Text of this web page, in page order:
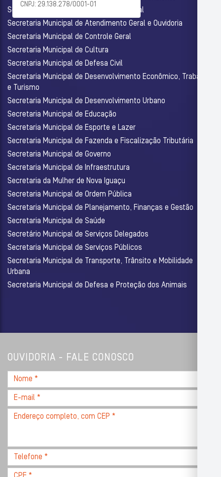
CNPJ: 29.138.278/0001-01
Secretaria Municipal de Assistência Social
Secretaria Municipal de Atendimento Geral e Ouvidoria
Secretaria Municipal de Controle Geral
Secretaria Municipal de Cultura
Secretaria Municipal de Defesa Civil
Secretaria Municipal de Desenvolvimento Econômico, Trabalho
e Turismo
Secretaria Municipal de Desenvolvimento Urbano
Secretaria Municipal de Educação
Secretaria Municipal de Esporte e Lazer
Secretaria Municipal de Fazenda e Fiscalização Tributária
Secretaria Municipal de Governo
Secretaria Municipal de Infraestrutura
Secretaria da Mulher de Nova Iguaçu
Secretaria Municipal de Ordem Pública
Secretaria Municipal de Planejamento, Finanças e Gestão
Secretaria Municipal de Saúde
Secretário Municipal de Serviços Delegados
Secretaria Municipal de Serviços Públicos
Secretaria Municipal de Transporte, Trânsito e Mobilidade
Urbana
Secretaria Municipal de Defesa e Proteção dos Animais
OUVIDORIA - FALE CONOSCO
Nome
*
E-
mail
Endereço
CEP
Telefone
*
CPF